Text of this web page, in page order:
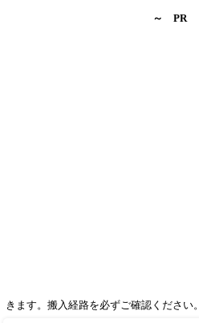
きます。搬入経路を必ずご確認ください。